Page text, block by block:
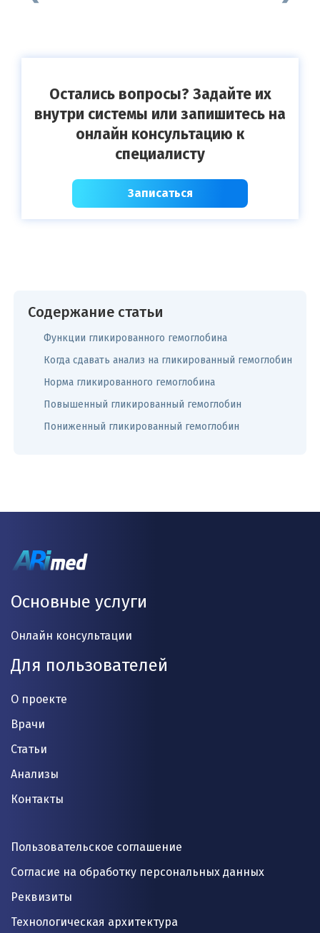
Остались вопросы? Задайте их
внутри системы или запишитесь на
онлайн консультацию к
специалисту
Записаться
Содержание статьи
Функции гликированного гемоглобина
Когда сдавать анализ на гликированный гемоглобин
Норма гликированного гемоглобина
Повышенный гликированный гемоглобин
Пониженный гликированный гемоглобин
Основные услуги
Онлайн консультации
Для пользователей
О проекте
Врачи
Статьи
Анализы
Контакты
Пользовательское соглашение
Согласие на обработку персональных данных
Реквизиты
Технологическая архитектура